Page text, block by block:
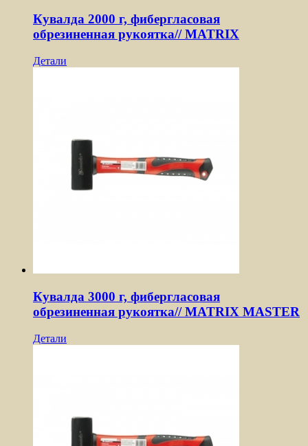
Кувалда 2000 г, фибергласовая
обрезиненная рукоятка// MATRIX
Детали
Кувалда 3000 г, фибергласовая
обрезиненная рукоятка// MATRIX MASTER
Детали